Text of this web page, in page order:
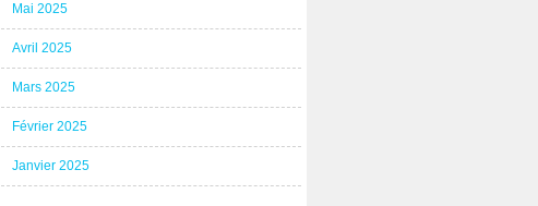
Mai 2025
Avril 2025
Mars 2025
Février 2025
Janvier 2025